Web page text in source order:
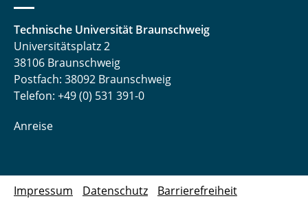
Technische Universität Braunschweig
Universitätsplatz 2
38106 Braunschweig
Postfach: 38092 Braunschweig
Telefon: +49 (0) 531 391-0
Anreise
Impressum Datenschutz Barrierefreiheit